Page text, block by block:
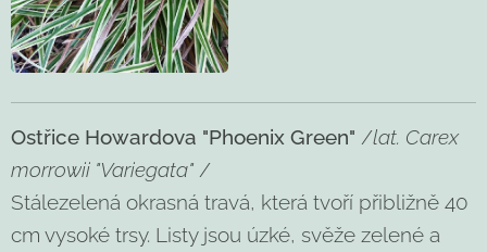
Ostřice Howardova "Phoenix Green" /lat. Carex
morrowii "Variegata" /
Stálezelená okrasná travá, která tvoří přibližně 40
cm vysoké trsy. Listy jsou úzké, svěže zelené a